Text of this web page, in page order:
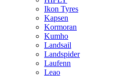
Ikon Tyres
Kapsen
Kormoran
Kumho
Landsail
Landspider
Laufenn
Leao